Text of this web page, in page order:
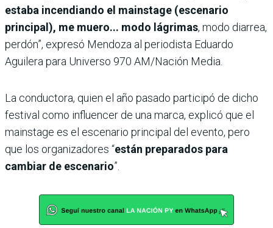
estaba incendiando el mainstage (escenario
principal), me muero... modo lágrimas, modo diarrea,
perdón”, expresó Mendoza al periodista Eduardo
Aguilera para Universo 970 AM/Nación Media.
La conductora, quien el año pasado participó de dicho
festival como influencer de una marca, explicó que el
mainstage es el escenario principal del evento, pero
que los organizadores “están preparados para
cambiar de escenario”.